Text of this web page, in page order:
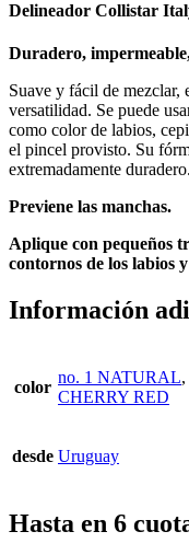
Delineador Collistar
Duradero,
Suave y fácil de mezclar,
versatilidad. Se puede
como color de labios,
el pincel provisto. Su
extremadamente duradero.
Previene las manchas.
Aplique con pequeños
contornos de los labios
Información
color
no. 1 NATURAL,
CHERRY RED
desde Uruguay
Hasta en 6